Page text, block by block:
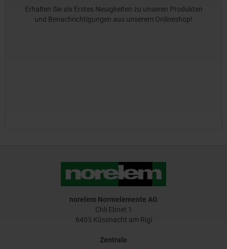
Erhalten Sie als Erstes Neuigkeiten zu unseren Produkten
und Benachrichtigungen aus unserem Onlineshop!
norelem Normelemente AG
Chli Ebnet 1
6403 Küssnacht am Rigi
Zentrale